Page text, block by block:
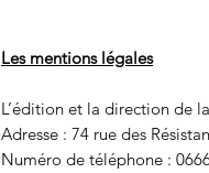
Les mentions légales
L’édition et la direction de
Adresse : 74 rue des
Numéro de téléphone :